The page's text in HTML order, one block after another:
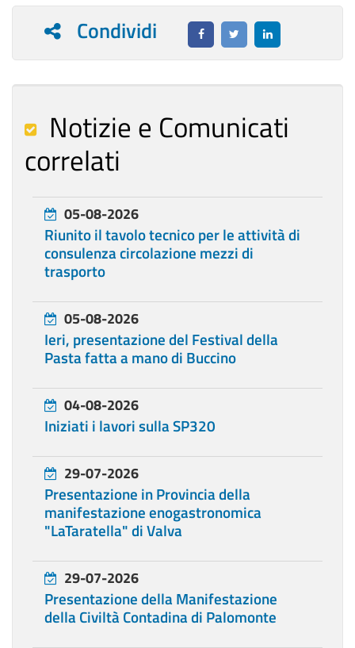
Condividi
Notizie e Comunicati
correlati
05-08-2026
Riunito il tavolo tecnico per le attività di
consulenza circolazione mezzi di
trasporto
05-08-2026
Ieri, presentazione del Festival della
Pasta fatta a mano di Buccino
04-08-2026
Iniziati i lavori sulla SP320
29-07-2026
Presentazione in Provincia della
manifestazione enogastronomica
"LaTaratella" di Valva
29-07-2026
Presentazione della Manifestazione
della Civiltà Contadina di Palomonte